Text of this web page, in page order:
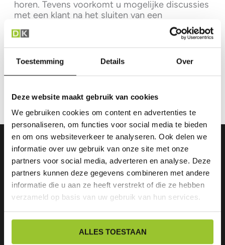
Toestemming Details Over
Deze website maakt gebruik van cookies
We gebruiken cookies om content en advertenties te
personaliseren, om functies voor social media te bieden
en om ons websiteverkeer te analyseren. Ook delen we
informatie over uw gebruik van onze site met onze
partners voor social media, adverteren en analyse. Deze
partners kunnen deze gegevens combineren met andere
informatie die u aan ze heeft verstrekt of die ze hebben
verzameld op basis van uw gebruik van hun services.
ALLES TOESTAAN
horen. Tevens voorkomt u mogelijke discussies
met een klant na het sluiten van een
voorwaarden? Algemene voorwaarden zijn […]
Zorg
algemene
voorwaarden
Lees verder »
Over ons
Wij zijn een professioneel, veelzijdig en snelgroeiend accountants- en
advieskantoor. We bieden maatwerk aan onze klanten en zorgen daarbij
voor een goede prijs / kwaliteitverhouding. Vragen? Neem gerust contact